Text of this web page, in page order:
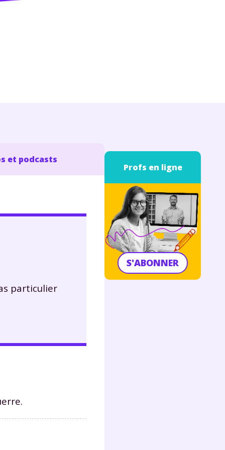
et podcasts
particulier
Profs en ligne
S'ABONNER